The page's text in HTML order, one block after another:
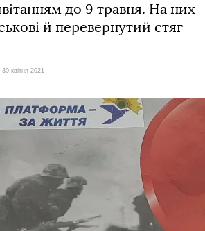
до 9 травня. На них
й перевернутий стяг
квітня 2021